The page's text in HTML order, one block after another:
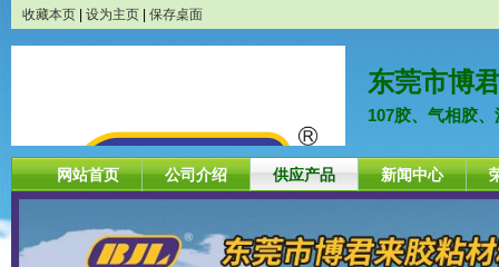
收藏本页 设为主页 保存桌面
东莞市博
107胶、气相胶
网站首页 公司介绍 供应产品 新闻中心